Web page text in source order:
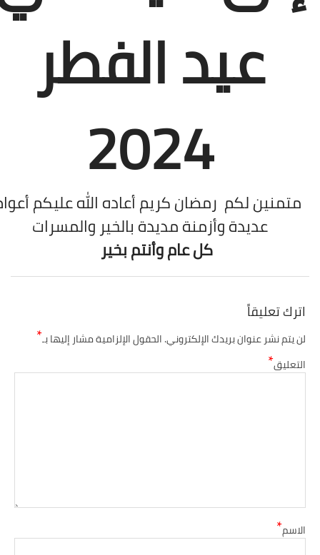
عيد الفطر
2024
لكم رمضان كريم أعاده الله عليكم أعوام
عديدة وأزمنة مديدة بالخير والمسرات
كل عام وأنتم بخير
تعليقاً
نشر عنوان بريدك الإلكتروني.الحقول الإلزامية مشار إليها بـ*
*
*